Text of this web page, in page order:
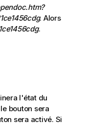
. Alors
.
l'état du
bouton sera
sera activé. Si